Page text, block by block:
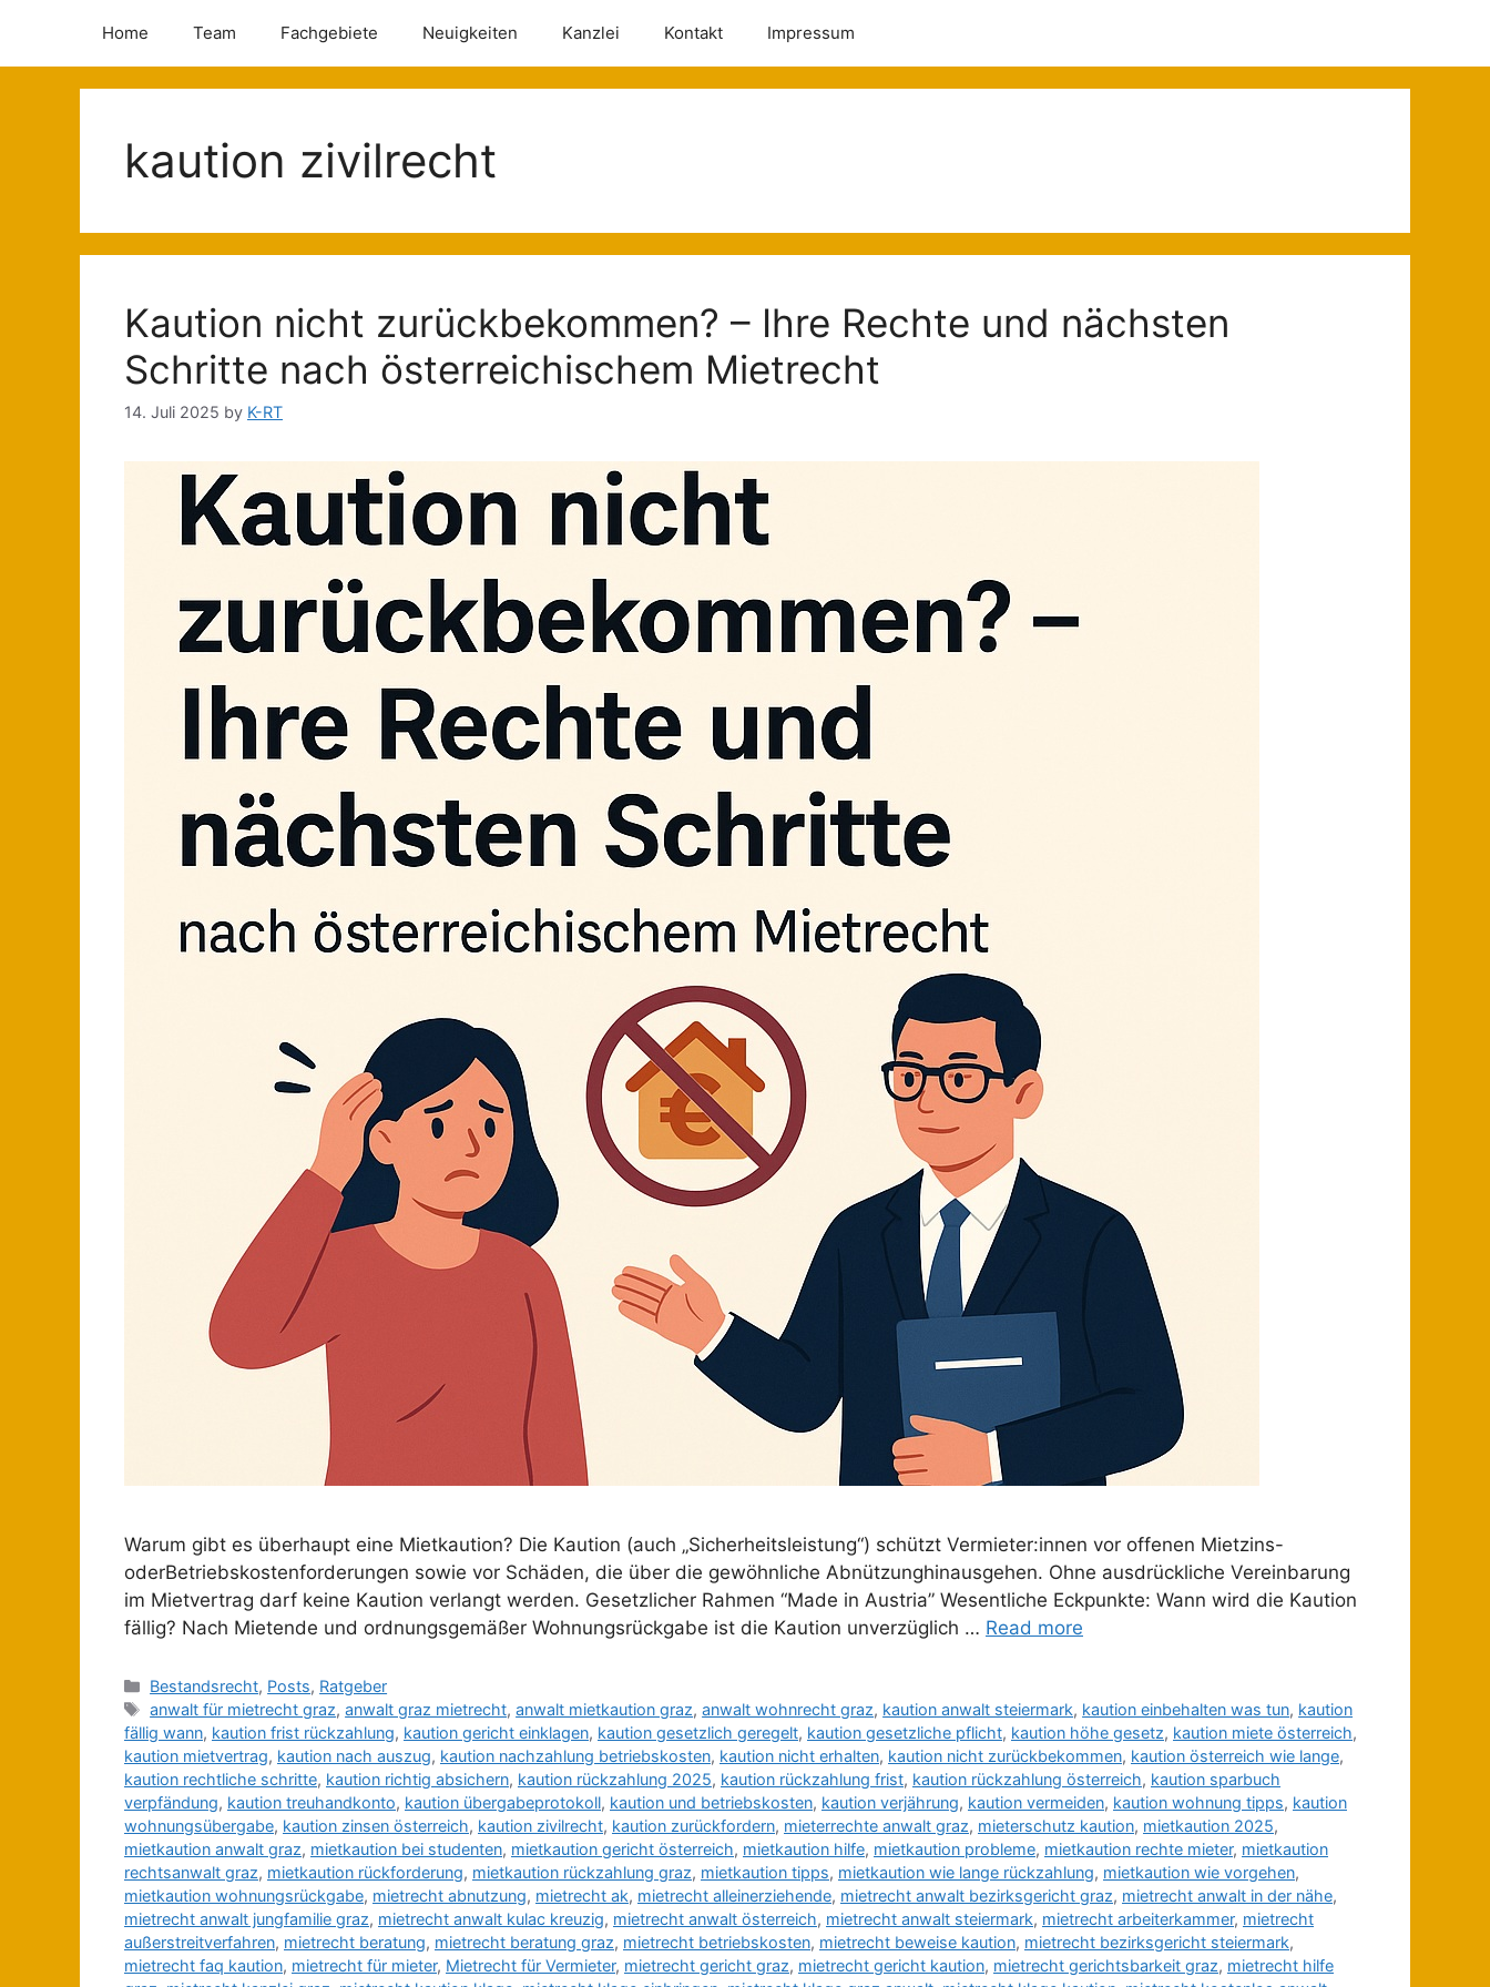
Home Team Fachgebiete Neuigkeiten Kanzlei Kontakt Impressum
kaution zivilrecht
Kaution nicht zurückbekommen? – Ihre Rechte und nächsten
Schritte nach österreichischem Mietrecht
14. Juli 2025 by K-RT
Warum gibt es überhaupt eine Mietkaution? Die Kaution (auch „Sicherheitsleistung“) schützt Vermieter:innen vor offenen Mietzins-
oderBetriebskostenforderungen sowie vor Schäden, die über die gewöhnliche Abnützunghinausgehen. Ohne ausdrückliche Vereinbarung
im Mietvertrag darf keine Kaution verlangt werden. Gesetzlicher Rahmen “Made in Austria” Wesentliche Eckpunkte: Wann wird die Kaution
fällig? Nach Mietende und ordnungsgemäßer Wohnungsrückgabe ist die Kaution unverzüglich … Read more
Bestandsrecht, Posts, Ratgeber
anwalt für mietrecht graz,anwalt graz mietrecht,anwalt mietkaution graz,anwalt wohnrecht graz, kaution anwalt steiermark, kaution einbehalten was tun, kaution
fällig wann, kaution frist rückzahlung, kaution gericht einklagen, kaution gesetzlich geregelt, kaution gesetzliche pflicht, kaution höhe gesetz, kaution miete österreich,
kaution mietvertrag, kaution nach auszug, kaution nachzahlung betriebskosten, kaution nicht erhalten, kaution nicht zurückbekommen, kaution österreich wie lange,
kaution rechtliche schritte, kaution richtig absichern, kaution rückzahlung 2025, kaution rückzahlung frist, kaution rückzahlung österreich, kaution sparbuch
verpfändung, kaution treuhandkonto, kaution übergabeprotokoll, kaution und betriebskosten, kaution verjährung, kaution vermeiden, kaution wohnung tipps, kaution
wohnungsübergabe, kaution zinsen österreich, kaution zivilrecht, kaution zurückfordern, mieterrechte anwalt graz, mieterschutz kaution, mietkaution 2025,
mietkaution anwalt graz, mietkaution bei studenten, mietkaution gericht österreich, mietkaution hilfe, mietkaution probleme, mietkaution rechte mieter, mietkaution
rechtsanwalt graz, mietkaution rückforderung, mietkaution rückzahlung graz, mietkaution tipps, mietkaution wie lange rückzahlung, mietkaution wie vorgehen,
mietkaution wohnungsrückgabe, mietrecht abnutzung, mietrecht ak, mietrecht alleinerziehende, mietrecht anwalt bezirksgericht graz, mietrecht anwalt in der nähe,
mietrecht anwalt jungfamilie graz, mietrecht anwalt kulac kreuzig, mietrecht anwalt österreich, mietrecht anwalt steiermark, mietrecht arbeiterkammer, mietrecht
außerstreitverfahren, mietrecht beratung, mietrecht beratung graz, mietrecht betriebskosten, mietrecht beweise kaution, mietrecht bezirksgericht steiermark,
mietrecht faq kaution, mietrecht für mieter, Mietrecht für Vermieter, mietrecht gericht graz, mietrecht gericht kaution, mietrecht gerichtsbarkeit graz, mietrecht hilfe